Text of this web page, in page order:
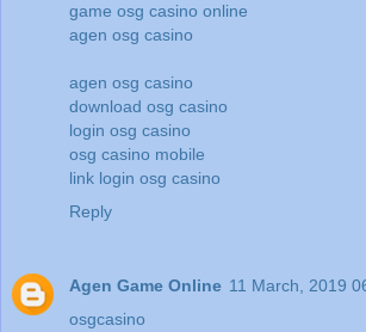
game osg casino online
agen osg casino
agen osg casino
download osg casino
login osg casino
osg casino mobile
link login osg casino
Reply
Agen Game Online 11 March, 2019
osgcasino